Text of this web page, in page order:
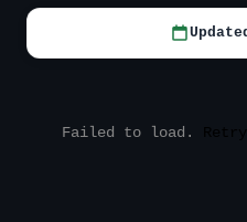
Failed to load.